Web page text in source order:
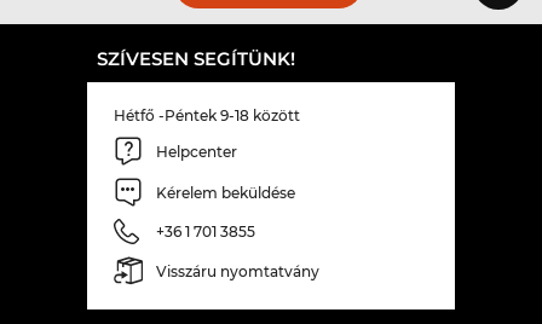
SZÍVESEN SEGÍTÜNK!
Hétfő -Péntek 9-18 között
Helpcenter
Kérelem beküldése
+36 1 701 3855
Visszáru nyomtatvány